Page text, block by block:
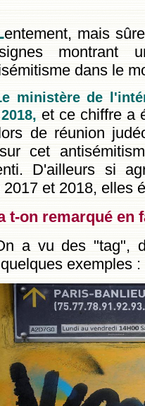
entement, mais
montrant
dans le
ministère de
et ce chiffre a
de réunion
cet
D'ailleurs si
2017 et 2018, elles
t-on remarqué en
a vu des "tag",
exemples :